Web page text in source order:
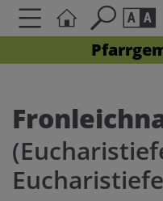
Schriftgröße
AAA
Kontrasteinstellungen